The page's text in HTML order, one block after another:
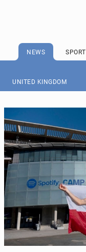
NEWS SPORT
UNITED KINGDOM